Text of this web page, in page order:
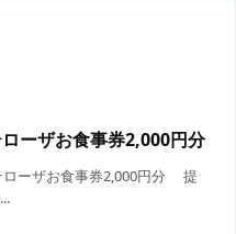
ローザお食事券2,000円分
ーザお食事券2,000円分 提